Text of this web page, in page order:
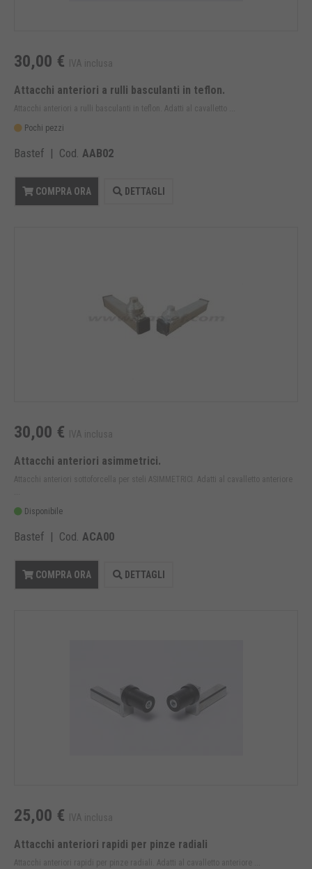
30,00 € IVA inclusa
Attacchi anteriori a rulli basculanti in teflon.
Attacchi anteriori a rulli basculanti in teflon. Adatti al cavalletto ...
Pochi pezzi
Bastef | Cod. AAB02
COMPRA ORA DETTAGLI
30,00 € IVA inclusa
Attacchi anteriori asimmetrici.
Attacchi anteriori sottoforcella per steli ASIMMETRICI. Adatti al cavalletto anteriore
Disponibile
Bastef | Cod. ACA00
COMPRA ORA DETTAGLI
25,00 € IVA inclusa
Attacchi anteriori rapidi per pinze radiali
Attacchi anteriori rapidi per pinze radiali. Adatti al cavalletto anteriore ...